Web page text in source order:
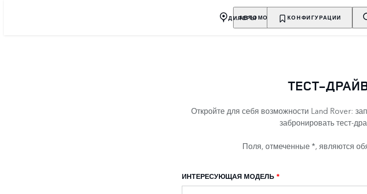
АВТОМОБИЛИ ВЛАДЕЛЬЦАМ О
ДИЛЕРЫ КОНФИГУРАЦИИ
ТЕСТ-
Откройте для себя возможности Land Rover:
забронировать тест-
Поля, отмеченные *, являются
ИНТЕРЕСУЮЩАЯ МОДЕЛЬ *